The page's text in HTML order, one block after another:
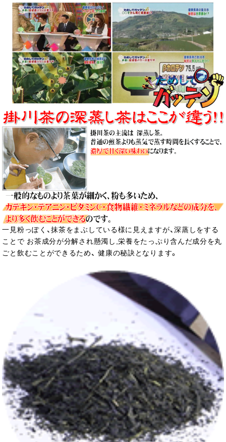
一見粉っぽく、抹茶をまぶしている様に見えますが、深蒸しをする
ことで お茶成分が分解され懸濁し,栄養をたっぷり含んだ成分を丸
ごと飲むことができるため、 健康の秘訣となります。